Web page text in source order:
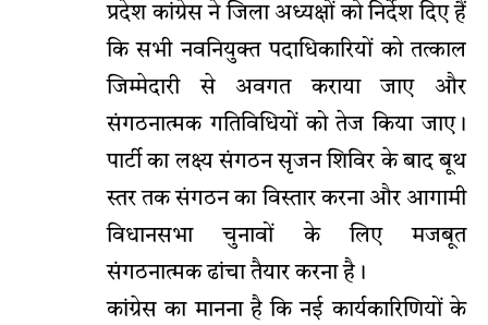
प्रदेश कांग्रेस ने जिला अध्यक्षों को निर्देश दिए हैं
कि सभी नवनियुक्त पदाधिकारियों को तत्काल
जिम्मेदारी से अवगत कराया जाए और
संगठनात्मक गतिविधियों को तेज किया जाए।
पार्टी का लक्ष्य संगठन सृजन शिविर के बाद बूथ
स्तर तक संगठन का विस्तार करना और आगामी
विधानसभा चुनावों के लिए मजबूत
संगठनात्मक ढांचा तैयार करना है।
कांग्रेस का मानना है कि नई कार्यकारिणियों के